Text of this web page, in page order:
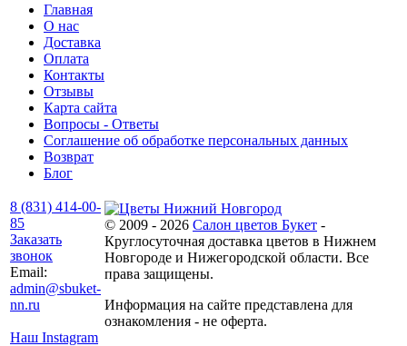
Главная
О нас
Доставка
Оплата
Контакты
Отзывы
Карта сайта
Вопросы - Ответы
Соглашение об обработке персональных данных
Возврат
Блог
8 (831) 414-00-
85
Заказать
звонок
Email:
admin@sbuket-
nn.ru
Наш Instagram
© 2009 - 2026 Салон цветов Букет -
Круглосуточная доставка цветов в Нижнем
Новгороде и Нижегородской области. Все
права защищены.
Информация на сайте представлена для
ознакомления - не оферта.